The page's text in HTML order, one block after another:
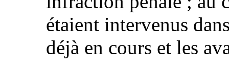
étaient intervenus
déjà en cours et les